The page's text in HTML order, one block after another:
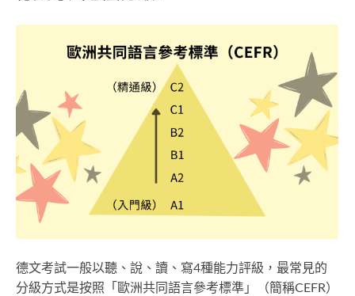
德文考試一般以聽、說、讀、寫4種能力評級，最常見的
分級方式是按照「歐洲共同語言參考標準」（簡稱CEFR）